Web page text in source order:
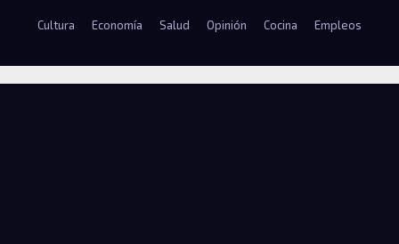
Cultura Economía Salud Opinión Cocina Empleos